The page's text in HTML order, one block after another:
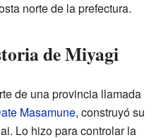
norte de la prefectura.
de Miyagi
de una provincia llamada
Masamune, construyó su
Lo hizo para controlar la